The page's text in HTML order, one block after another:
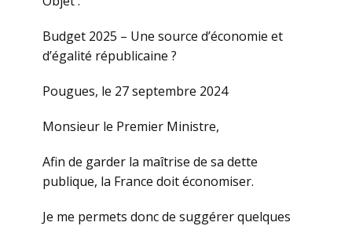
Budget 2025 – Une source d’économie et
d’égalité républicaine ?
Pougues, le 27 septembre 2024
Monsieur le Premier Ministre,
Afin de garder la maîtrise de sa dette
publique, la France doit économiser.
Je me permets donc de suggérer quelques